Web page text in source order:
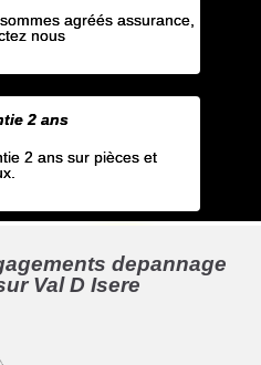
agréés assurance,
nous
2 ans
2 ans sur pièces et
depannage
Val D Isere